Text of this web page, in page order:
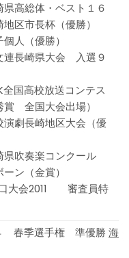
高総体・ベスト１６
区市長杯（優勝）
人（優勝）
連長崎県大会 入選９
国高校放送コンテス
賞 全国大会出場）
劇長崎地区大会（優
吹奏楽コンクール
ン（金賞）
大会2011 審査員特
春季選手権 準優勝 海